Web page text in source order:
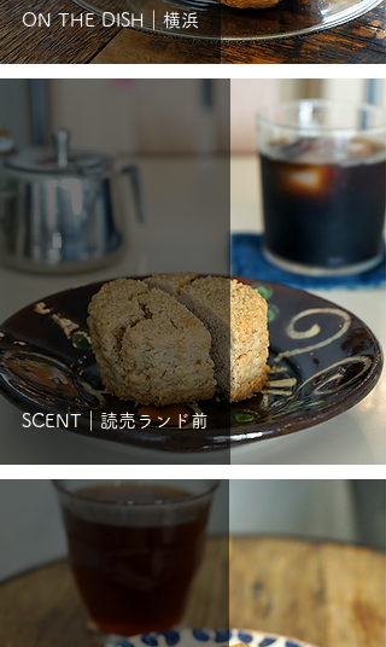
ON THE DISH｜横浜
SCENT｜読売ランド前